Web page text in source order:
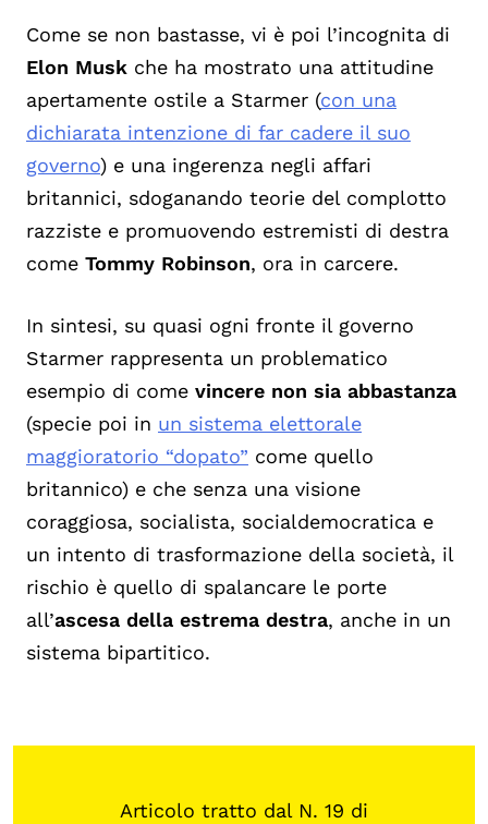
Come se non bastasse, vi è poi l’incognita di
Elon Musk che ha mostrato una attitudine
apertamente ostile a Starmer (con una
dichiarata intenzione di far cadere il suo
governo) e una ingerenza negli affari
britannici, sdoganando teorie del complotto
razziste e promuovendo estremisti di destra
come Tommy Robinson, ora in carcere.
In sintesi, su quasi ogni fronte il governo
Starmer rappresenta un problematico
esempio di come vincere non sia abbastanza
(specie poi in un sistema elettorale
maggioratorio “dopato” come quello
britannico) e che senza una visione
coraggiosa, socialista, socialdemocratica e
un intento di trasformazione della società, il
rischio è quello di spalancare le porte
all’ascesa della estrema destra, anche in un
sistema bipartitico.
Articolo tratto dal N. 19 di